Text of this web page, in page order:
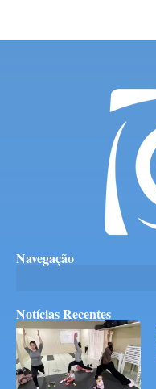
Navegação
Notícias Recentes